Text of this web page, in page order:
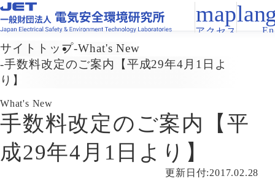
アクセス
サイトトップ What's New
手数料改定のご案内【平成29年4月1日よ
り】
What's New
手数料改定のご案内【平
成29年4月1日より】
更新日付:2017.02.28